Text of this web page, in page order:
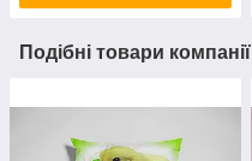
Подібні товари компанії